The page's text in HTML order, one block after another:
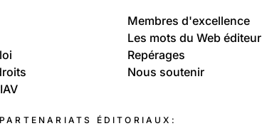
Membres d'excellence
Les mots du Web éditeur
Repérages
Nous soutenir
PARTENARIATS ÉDITORIAUX: